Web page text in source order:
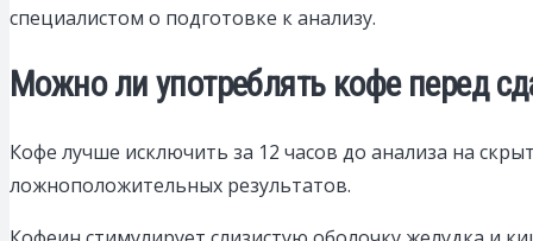
специалистом о подготовке к анализу.
Можно ли употреблять кофе перед
Кофе лучше исключить за 12 часов до анализа на
ложноположительных результатов.